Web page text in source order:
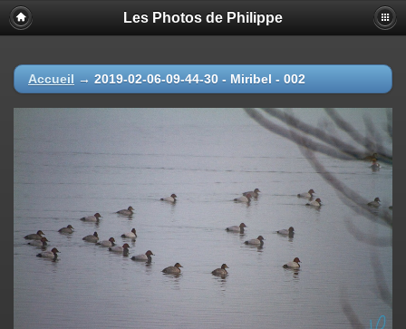
Les Photos de Philippe
Accueil → 2019-02-06-09-44-30 - Miribel - 002